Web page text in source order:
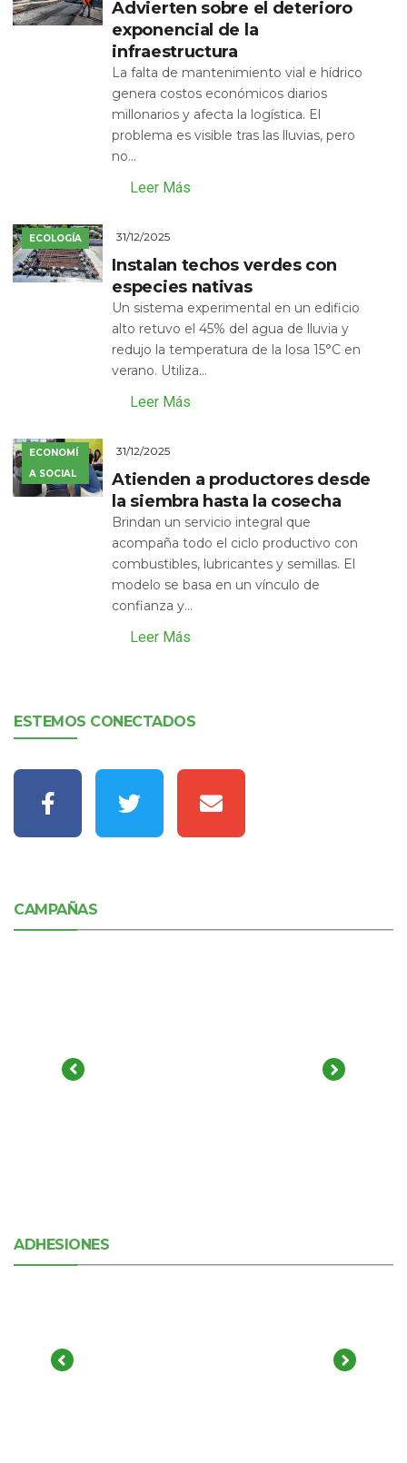
Advierten sobre el deterioro
exponencial de la
infraestructura
La falta de mantenimiento vial e hídrico
genera costos económicos diarios
millonarios y afecta la logística. El
problema es visible tras las lluvias, pero
no...
Leer Más
ECOLOGÍA 31/12/2025
Instalan techos verdes con
especies nativas
Un sistema experimental en un edificio
alto retuvo el 45% del agua de lluvia y
redujo la temperatura de la losa 15°C en
verano. Utiliza...
Leer Más
ECONOMÍ
A SOCIAL
31/12/2025
Atienden a productores desde
la siembra hasta la cosecha
Brindan un servicio integral que
acompaña todo el ciclo productivo con
combustibles, lubricantes y semillas. El
modelo se basa en un vínculo de
confianza y...
Leer Más
ESTEMOS CONECTADOS
CAMPAÑAS
ADHESIONES